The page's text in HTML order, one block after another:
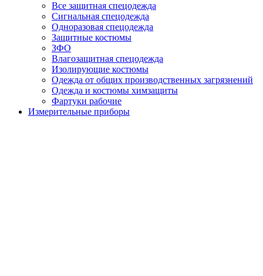
Все защитная спецодежда
Сигнальная спецодежда
Одноразовая спецодежда
Защитные костюмы
ЗФО
Влагозащитная спецодежда
Изолирующие костюмы
Одежда от общих производственных загрязнений
Одежда и костюмы химзащиты
Фартуки рабочие
Измерительные приборы